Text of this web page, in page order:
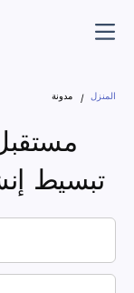
المنزل مدونة
مستقبل
تبسيط